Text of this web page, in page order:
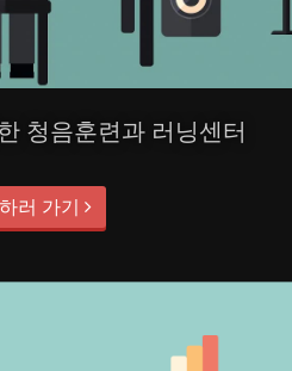
청음훈련과 러닝센터
러 가기